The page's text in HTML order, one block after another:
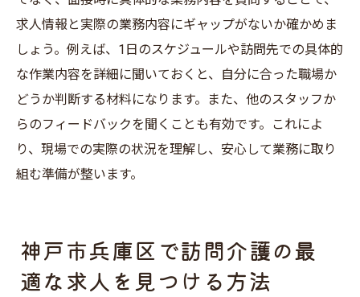
求人情報と実際の業務内容にギャップがないか確かめま
しょう。例えば、1日のスケジュールや訪問先での具体的
な作業内容を詳細に聞いておくと、自分に合った職場か
どうか判断する材料になります。また、他のスタッフか
らのフィードバックを聞くことも有効です。これによ
り、現場での実際の状況を理解し、安心して業務に取り
組む準備が整います。
神戸市兵庫区で訪問介護の最
適な求人を見つける方法